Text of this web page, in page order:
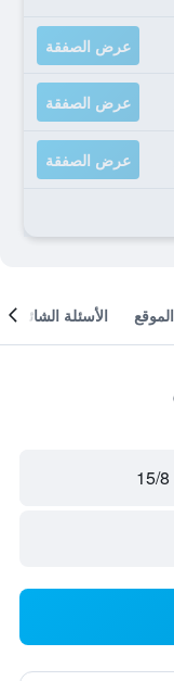
عرض الصفقة
عرض الصفقة
عرض الصفقة
الموقع الأسئلة الشائعة